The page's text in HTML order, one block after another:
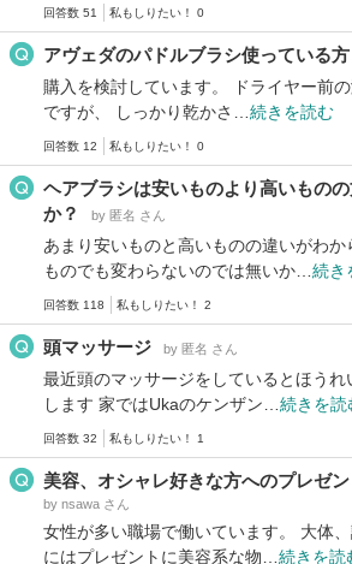
回答数 51 私もしりたい！ 0
アヴェダのパドルブラシ使っている方
購入を検討しています。 ドライヤー前
ですが、 しっかり乾かさ… 続きを読む
回答数 12 私もしりたい！ 0
ヘアブラシは安いものより高いもの
か？
by 匿名 さん
あまり安いものと高いものの違いがわ
ものでも変わらないのでは無いか… 続き
回答数 118 私もしりたい！ 2
頭マッサージ by 匿名 さん
最近頭のマッサージをしているとほう
します 家ではUkaのケンザン… 続きを読
回答数 32 私もしりたい！ 1
美容、オシャレ好きな方へのプレゼ
by nsawa さん
女性が多い職場で働いています。 大体
にはプレゼントに美容系な物… 続きを読